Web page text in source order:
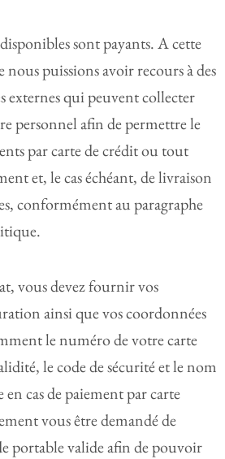
sont payants. A cette
nous puissions avoir recours à des
externes qui peuvent collecter
personnel afin de permettre le
par carte de crédit ou tout
et, le cas échéant, de livraison
conformément au paragraphe
vous devez fournir vos
ainsi que vos coordonnées
le numéro de votre carte
le code de sécurité et le nom
cas de paiement par carte
vous être demandé de
portable valide afin de pouvoir